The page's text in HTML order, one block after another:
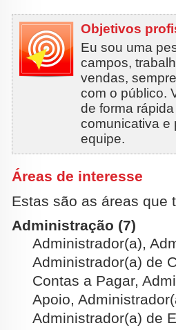
Objetivos
Eu sou uma
campos,
vendas,
com o público.
de forma
comunicativa e
equipe.
Áreas de interesse
Estas são as áreas que
Administração (7)
Administrador(a),
Administrador(a) de
Contas a Pagar,
Apoio,
Administrador(a) de